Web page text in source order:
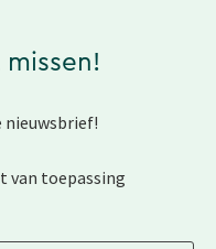
nieuwsbrief!
van toepassing